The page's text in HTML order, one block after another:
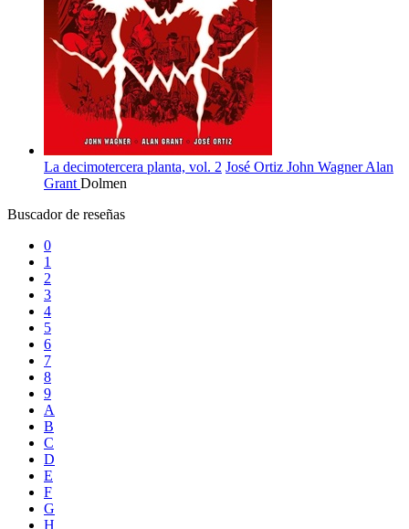
La decimotercera planta, vol. 2 José Ortiz John WagnerAlan
Grant Dolmen
Buscador de reseñas
0
1
2
3
4
5
6
7
8
9
A
B
C
D
E
F
G
H